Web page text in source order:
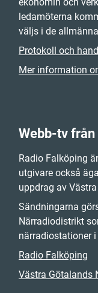
ekonomin och
ledamöterna
väljs i de
Protokoll och
Mer information
Webb-tv
Radio Falköping
utgivare också
uppdrag av
Sändningarna
Närradiodistrikt
närradiostationer i
Radio Falköping
Västra Götalands